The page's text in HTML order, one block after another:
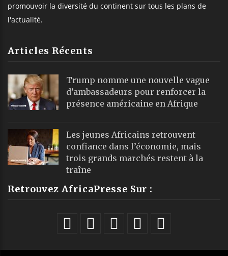
promouvoir la diversité du continent sur tous les plans de
l'actualité.
Articles Récents
Trump nomme une nouvelle vague
d’ambassadeurs pour renforcer la
présence américaine en Afrique
Les jeunes Africains retrouvent
confiance dans l’économie, mais
trois grands marchés restent à la
traîne
Retrouvez AfricaPresse Sur :